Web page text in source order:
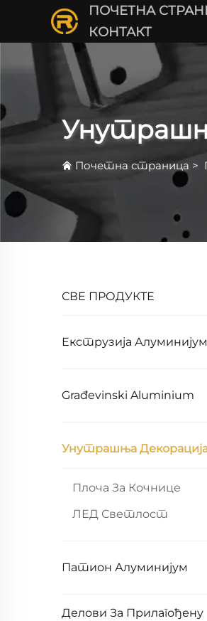
ПОЧЕТНА
КОНТАКТ
Почетна страница >
СВЕ ПРОДУКТЕ
Екструзија
Građevinski Aluminium
Унутрашња
Плоча За Кочнице
ЛЕД Светлост
Патион Алуминијум
Делови За Прилагођену